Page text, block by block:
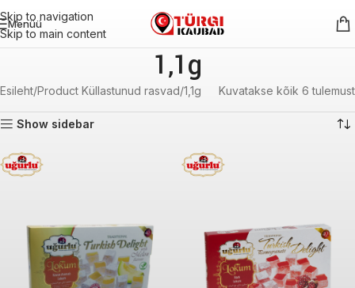
Skip to navigation
Skip to main content
Menüü
1,1g
Esileht Product Küllastunud rasvad 1,1g Kuvatakse kõik 6 tulemust
Show sidebar